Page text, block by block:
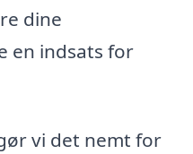
dine
en indsats for
vi det nemt for